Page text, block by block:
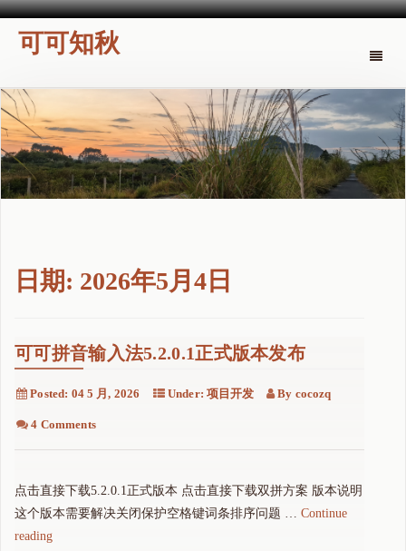
Toggle
可可知秋
日期: 2026年5月4日
可可拼音输入法5.2.0.1正式版本发布
Posted: 04 5 月, 2026 Under: 项目开发 By cocozq
4 Comments
点击直接下载5.2.0.1正式版本 点击直接下载双拼方案 版本说明
这个版本需要解决关闭保护空格键词条排序问题 … Continue
reading"